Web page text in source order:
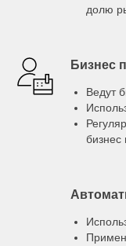
долю
Бизнес
Ведут
бизнес